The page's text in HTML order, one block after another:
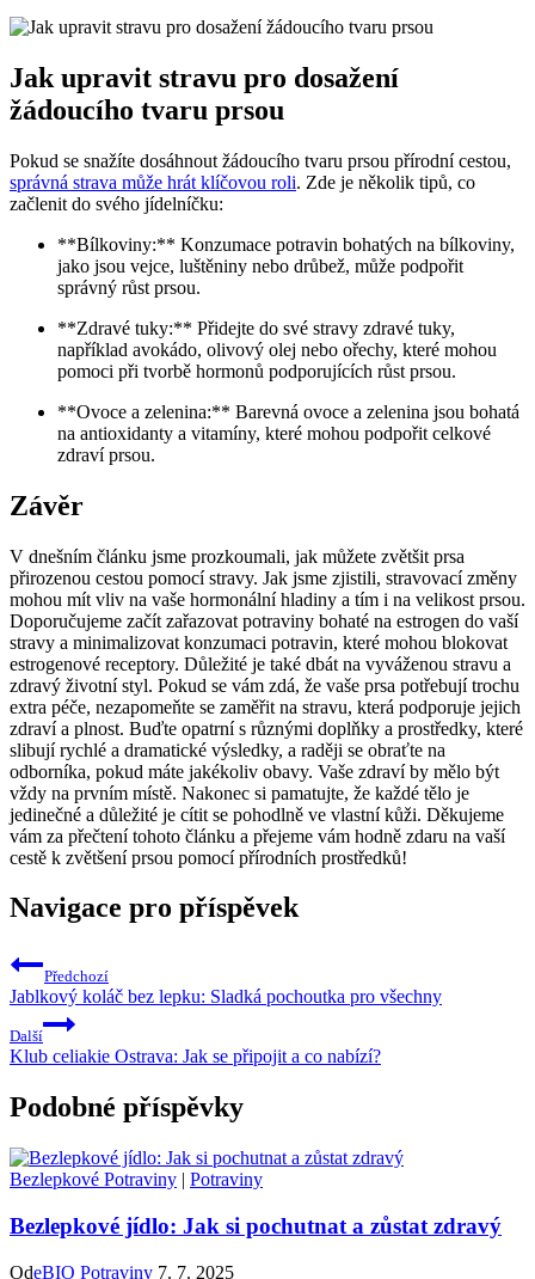
Jak upravit stravu pro dosažení
žádoucího tvaru prsou
Pokud se snažíte dosáhnout žádoucího tvaru prsou přírodní cestou,
správná strava může hrát klíčovou roli. Zde je několik tipů, co
začlenit do svého jídelníčku:
**Bílkoviny:** Konzumace potravin bohatých na bílkoviny,
jako jsou vejce, luštěniny nebo drůbež, může podpořit
správný růst prsou.
**Zdravé tuky:** Přidejte do své stravy zdravé tuky,
například avokádo, olivový olej nebo ořechy, které mohou
pomoci při tvorbě hormonů podporujících růst prsou.
**Ovoce a zelenina:** Barevná ovoce a zelenina jsou bohatá
na antioxidanty a vitamíny, které mohou podpořit celkové
zdraví prsou.
Závěr
V dnešním článku jsme prozkoumali, jak můžete zvětšit prsa
přirozenou cestou pomocí stravy. Jak jsme zjistili, stravovací změny
mohou mít vliv na vaše hormonální hladiny a tím i na velikost prsou.
Doporučujeme začít zařazovat potraviny bohaté na estrogen do vaší
stravy a minimalizovat konzumaci potravin, které mohou blokovat
estrogenové receptory. Důležité je také dbát na vyváženou stravu a
zdravý životní styl. Pokud se vám zdá, že vaše prsa potřebují trochu
extra péče, nezapomeňte se zaměřit na stravu, která podporuje jejich
zdraví a plnost. Buďte opatrní s různými doplňky a prostředky, které
slibují rychlé a dramatické výsledky, a raději se obraťte na
odborníka, pokud máte jakékoliv obavy. Vaše zdraví by mělo být
vždy na prvním místě. Nakonec si pamatujte, že každé tělo je
jedinečné a důležité je cítit se pohodlně ve vlastní kůži. Děkujeme
vám za přečtení tohoto článku a přejeme vám hodně zdaru na vaší
cestě k zvětšení prsou pomocí přírodních prostředků!
Navigace pro příspěvek
Předchozí
Jablkový koláč bez lepku: Sladká pochoutka pro všechny
Další
Klub celiakie Ostrava: Jak se připojit a co nabízí?
Podobné příspěvky
Bezlepkové Potraviny | Potraviny
Bezlepkové jídlo: Jak si pochutnat a zůstat zdravý
OdeBIO Potraviny 7. 7. 2025